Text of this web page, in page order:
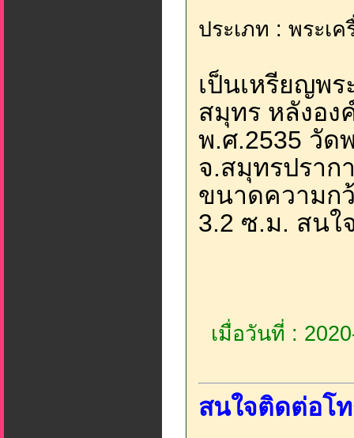
ประเภท : พระเ
เป็นเหรียญพ
สมุทร หลังอง
พ.ศ.2535 วัด
จ.สมุทรปราก
ขนาดความก
3.2 ซ.ม. สนใ
เมื่อวันที่ :
สนใจติดต่อโ